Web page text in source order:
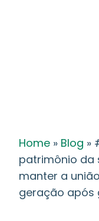
Home » Blog »
patrimônio da
manter a
geração após